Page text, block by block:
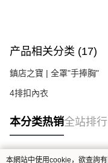
产品相关分类 (17)
鎮店之寶 | 全罩"手捧胸"
4排扣內衣
本分类热销全站排行
本網站中使用cookie，欲查詢